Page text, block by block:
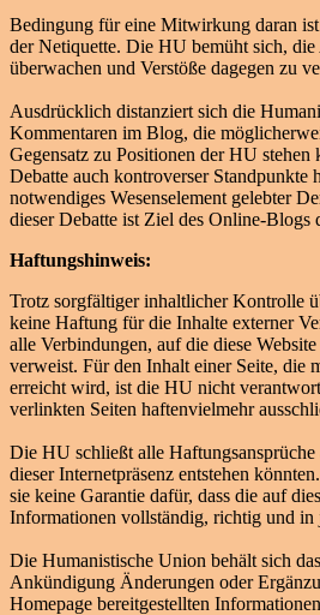
Bedingung für eine Mitwirkung daran
der Netiquette. Die HU bemüht sich,
überwachen und Verstöße dagegen zu
Ausdrücklich distanziert sich die
Kommentaren im Blog, die
Gegensatz zu Positionen der HU
Debatte auch kontroverser Standpunkte
notwendiges Wesenselement gelebter
dieser Debatte ist Ziel des Online-Blogs
Haftungshinweis:
Trotz sorgfältiger inhaltlicher Kontrolle
keine Haftung für die Inhalte externer
alle Verbindungen, auf die diese
verweist. Für den Inhalt einer Seite, die
erreicht wird, ist die HU nicht
verlinkten Seiten haftenvielmehr
Die HU schließt alle
dieser Internetpräsenz entstehen
sie keine Garantie dafür, dass die auf
Informationen vollständig, richtig und in
Die Humanistische Union behält sich
Ankündigung Änderungen oder
Homepage bereitgestellten